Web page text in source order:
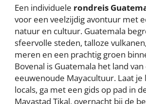
Een individuele rondreis
voor een veelzijdig avontuur met
natuur en cultuur. Guatemala
sfeervolle steden, talloze
meren en een prachtig groen
Bovenal is Guatemala het land van
eeuwenoude Mayacultuur. Laat je
locals, ga met een gids op pad in
Mayastad Tikal, overnacht bij de